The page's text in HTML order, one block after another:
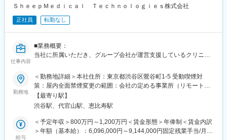
マーケティング会社の代表がタッグを組み「矯正を通じて笑顔に
なる人を増やしたい」という志によって生まれたブランドです。
『高額でハードルが高い』という従来のイメージを変え、多くの
方の歯の悩みを解決したいとブランドを育ててきた結果、既に10
万人以上の患者様が笑顔になるお手伝いをしてきました。
2022年6月にマーケティングに特化した子会社である
SheepMedical Technologies株式会社を設立、また同年9月にはク
設立し、キレイライン矯正だけにとどまらず幅広い歯科の領域で
患者様を笑顔にするサービスを展開しております。
変更の範囲：会社の定める業務
ＳｈｅｅｐＭｅｄｉｃａｌ Ｔｅｃｈｎｏｌｏｇｉｅｓ株式会社
正社員 転勤なし
仕事内容
■業務概要：
当社に所属いただき、グループ会社が運営支援しているクリニッ
■業務内容詳細：
◇マーケティング戦略の立案
※分析した数値・市場のトレンドを元に、担当する事業の売上を最
大化するためのマーケティング戦略の立案・遂行
◇事業計画の立案から実行まで
※立案した戦略を軸に事業計画の立案から実行までをお任せしま
勤務地
＜勤務地詳細＞本社住所：東京都渋谷区鶯谷町1-5 受動喫煙対
策：屋内全面禁煙変更の範囲：会社の定める事業所（リモートワ
ーク含む）
【最寄り駅】
渋谷駅、代官山駅、恵比寿駅
給与
＜予定年収＞800万円～1,200万円＜賃金形態＞年俸制＜賃金内訳
＞年額（基本給）：6,096,000円～9,144,000円固定残業手当/月：